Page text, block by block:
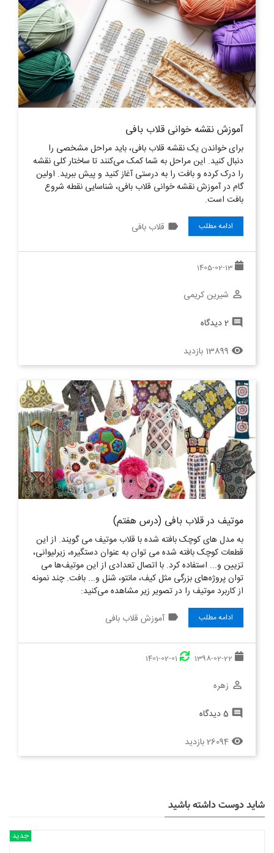
آموزش نقشه خوانی قلاب بافی
برای خواندن یک نقشه قلاب بافی، باید مراحل مشخصی را
دنبال کنید. این مراحل به شما کمک می‌کنند تا ساختار کلی نقشه
را درک کرده و بافت را به درستی آغاز کنید و پیش ببرید. اولین
گام در آموزش نقشه خوانی قلاب بافی، شناسایی نقطه شروع
بافت است.
ادامه مطلب label قلاب بافی
1405-02-13
perm_identity شیرین کریمی
comment 2 دیدگاه
remove_red_eye 13899 بازدید
موتیف در قلاب بافی (درس هفتم)
به مدل های کوچک بافته شده با قلاب موتیف می گویند. از این
قطعات کوچک بافته شده می توان به عنوان دستگیره، زیرلیوانی،
تزیین و... استفاده کرد. با اتصال تعدادی از این موتیف‌ها می
توان پروژه‌های بزرگی مثل کیف، مانتو، شنل و... بافت. چند نمونه
از کاربرد موتیف را در تصویر زیر مشاهده می‌کنید:
ادامه مطلب label آموزش قلاب بافی
1398-02-22
1401-02-01
perm_identity زهره
comment 5 دیدگاه
remove_red_eye 26094 بازدید
شاید دوست داشته باشید
جدید